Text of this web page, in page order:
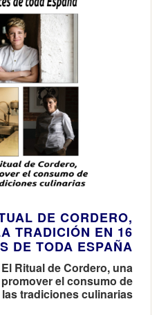
DE CORDERO,
TRADICIÓN EN 16
DE TODA ESPAÑA
Ritual de Cordero, una
el consumo de
tradiciones culinarias